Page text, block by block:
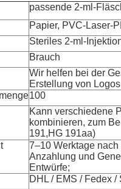
passende 2-ml-
Papier, PVC-Laser-
Steriles 2-ml-
Brauch
Wir helfen bei der
Erstellung von Logos
100
Kann verschiedene
kombinieren, zum
191,HG 191aa)
7–10 Werktage
Anzahlung und
Entwürfe;
DHL / EMS / Fedex /